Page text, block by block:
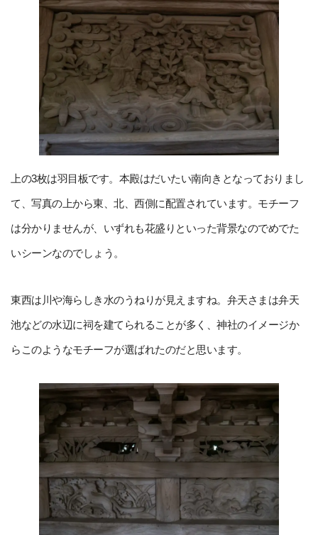
上の3枚は羽目板です。本殿はだいたい南向きとなっておりまし
て、写真の上から東、北、西側に配置されています。モチーフ
は分かりませんが、いずれも花盛りといった背景なのでめでた
いシーンなのでしょう。
東西は川や海らしき水のうねりが見えますね。弁天さまは弁天
池などの水辺に祠を建てられることが多く、神社のイメージか
らこのようなモチーフが選ばれたのだと思います。